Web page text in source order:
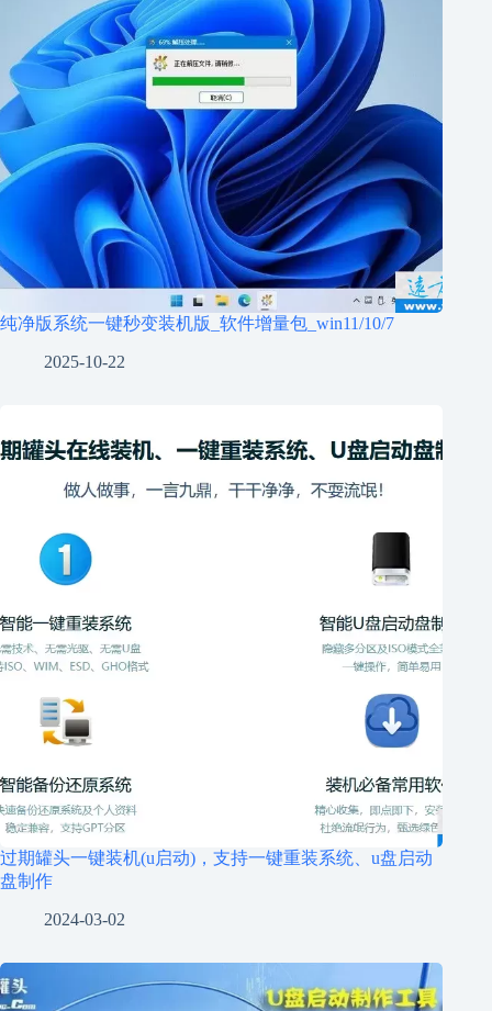
纯净版系统一键秒变装机版_软件增量包_win11/10/7
2025-10-22
过期罐头一键装机(u启动)，支持一键重装系统、u盘启动
盘制作
2024-03-02